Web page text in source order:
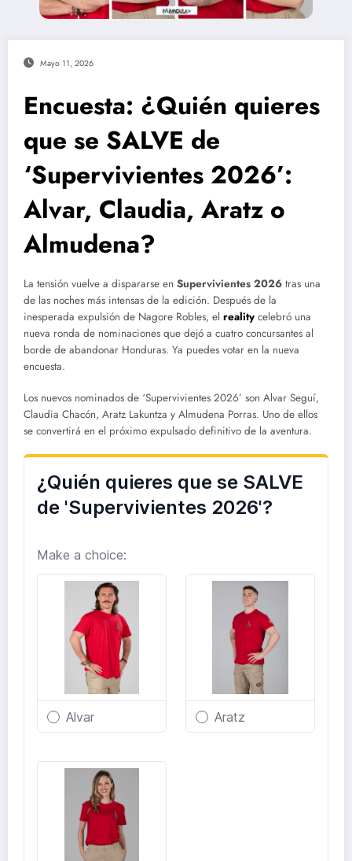
Mayo 11, 2026
Encuesta: ¿Quién quieres
que se SALVE de
‘Supervivientes 2026’:
Alvar, Claudia, Aratz o
Almudena?
La tensión vuelve a dispararse en Supervivientes 2026 tras una
de las noches más intensas de la edición. Después de la
inesperada expulsión de Nagore Robles, el reality celebró una
nueva ronda de nominaciones que dejó a cuatro concursantes al
borde de abandonar Honduras. Ya puedes votar en la nueva
encuesta.
Los nuevos nominados de ‘Supervivientes 2026’ son Alvar Seguí,
Claudia Chacón, Aratz Lakuntza y Almudena Porras. Uno de ellos
se convertirá en el próximo expulsado definitivo de la aventura.